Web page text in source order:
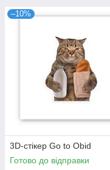
–10%
3D-стікер Go to Obid
Готово до відправки